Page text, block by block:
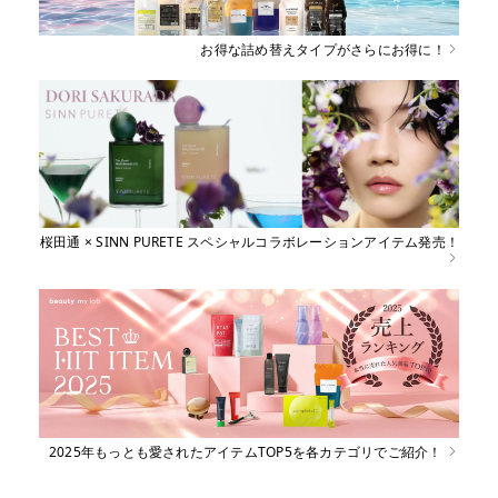
お得な詰め替えタイプがさらにお得に！
桜田通 × SINN PURETE スペシャルコラボレーションアイテム発売！
2025年もっとも愛されたアイテムTOP5を各カテゴリでご紹介！